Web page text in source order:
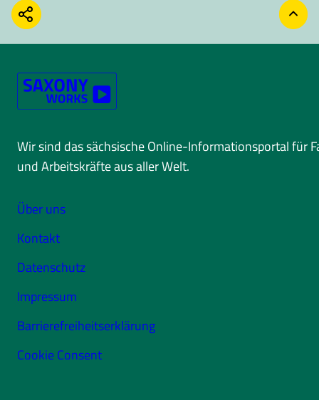
TEILEN
Wir sind das sächsische Online-Informationsportal für
und Arbeitskräfte aus aller Welt.
Über uns
Kontakt
Datenschutz
Impressum
Barrierefreiheitserklärung
Cookie Consent